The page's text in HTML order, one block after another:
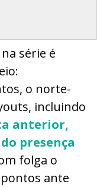
série é
o norte-
incluindo
anterior,
presença
folga o
ante